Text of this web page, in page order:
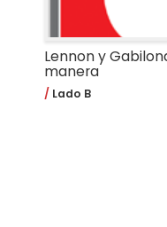
Lennon y
manera
Lado B